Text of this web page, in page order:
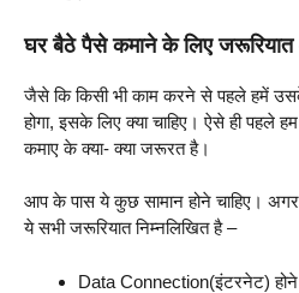
घर बैठे पैसे कमाने के लिए जरूरियात
जैसे कि किसी भी काम करने से पहले हमें
होगा, इसके लिए क्या चाहिए। ऐसे ही
कमाए के क्या- क्या जरूरत है।
आप के पास ये कुछ सामान होने चाहिए।
ये सभी जरूरियात निम्नलिखित है –
Data Connection(इंटरनेट) होने